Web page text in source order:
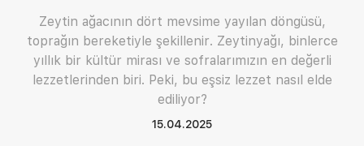
Zeytin ağacının dört mevsime yayılan döngüsü,
toprağın bereketiyle şekillenir. Zeytinyağı, binlerce
yıllık bir kültür mirası ve sofralarımızın en değerli
lezzetlerinden biri. Peki, bu eşsiz lezzet nasıl elde
ediliyor?
15.04.2025